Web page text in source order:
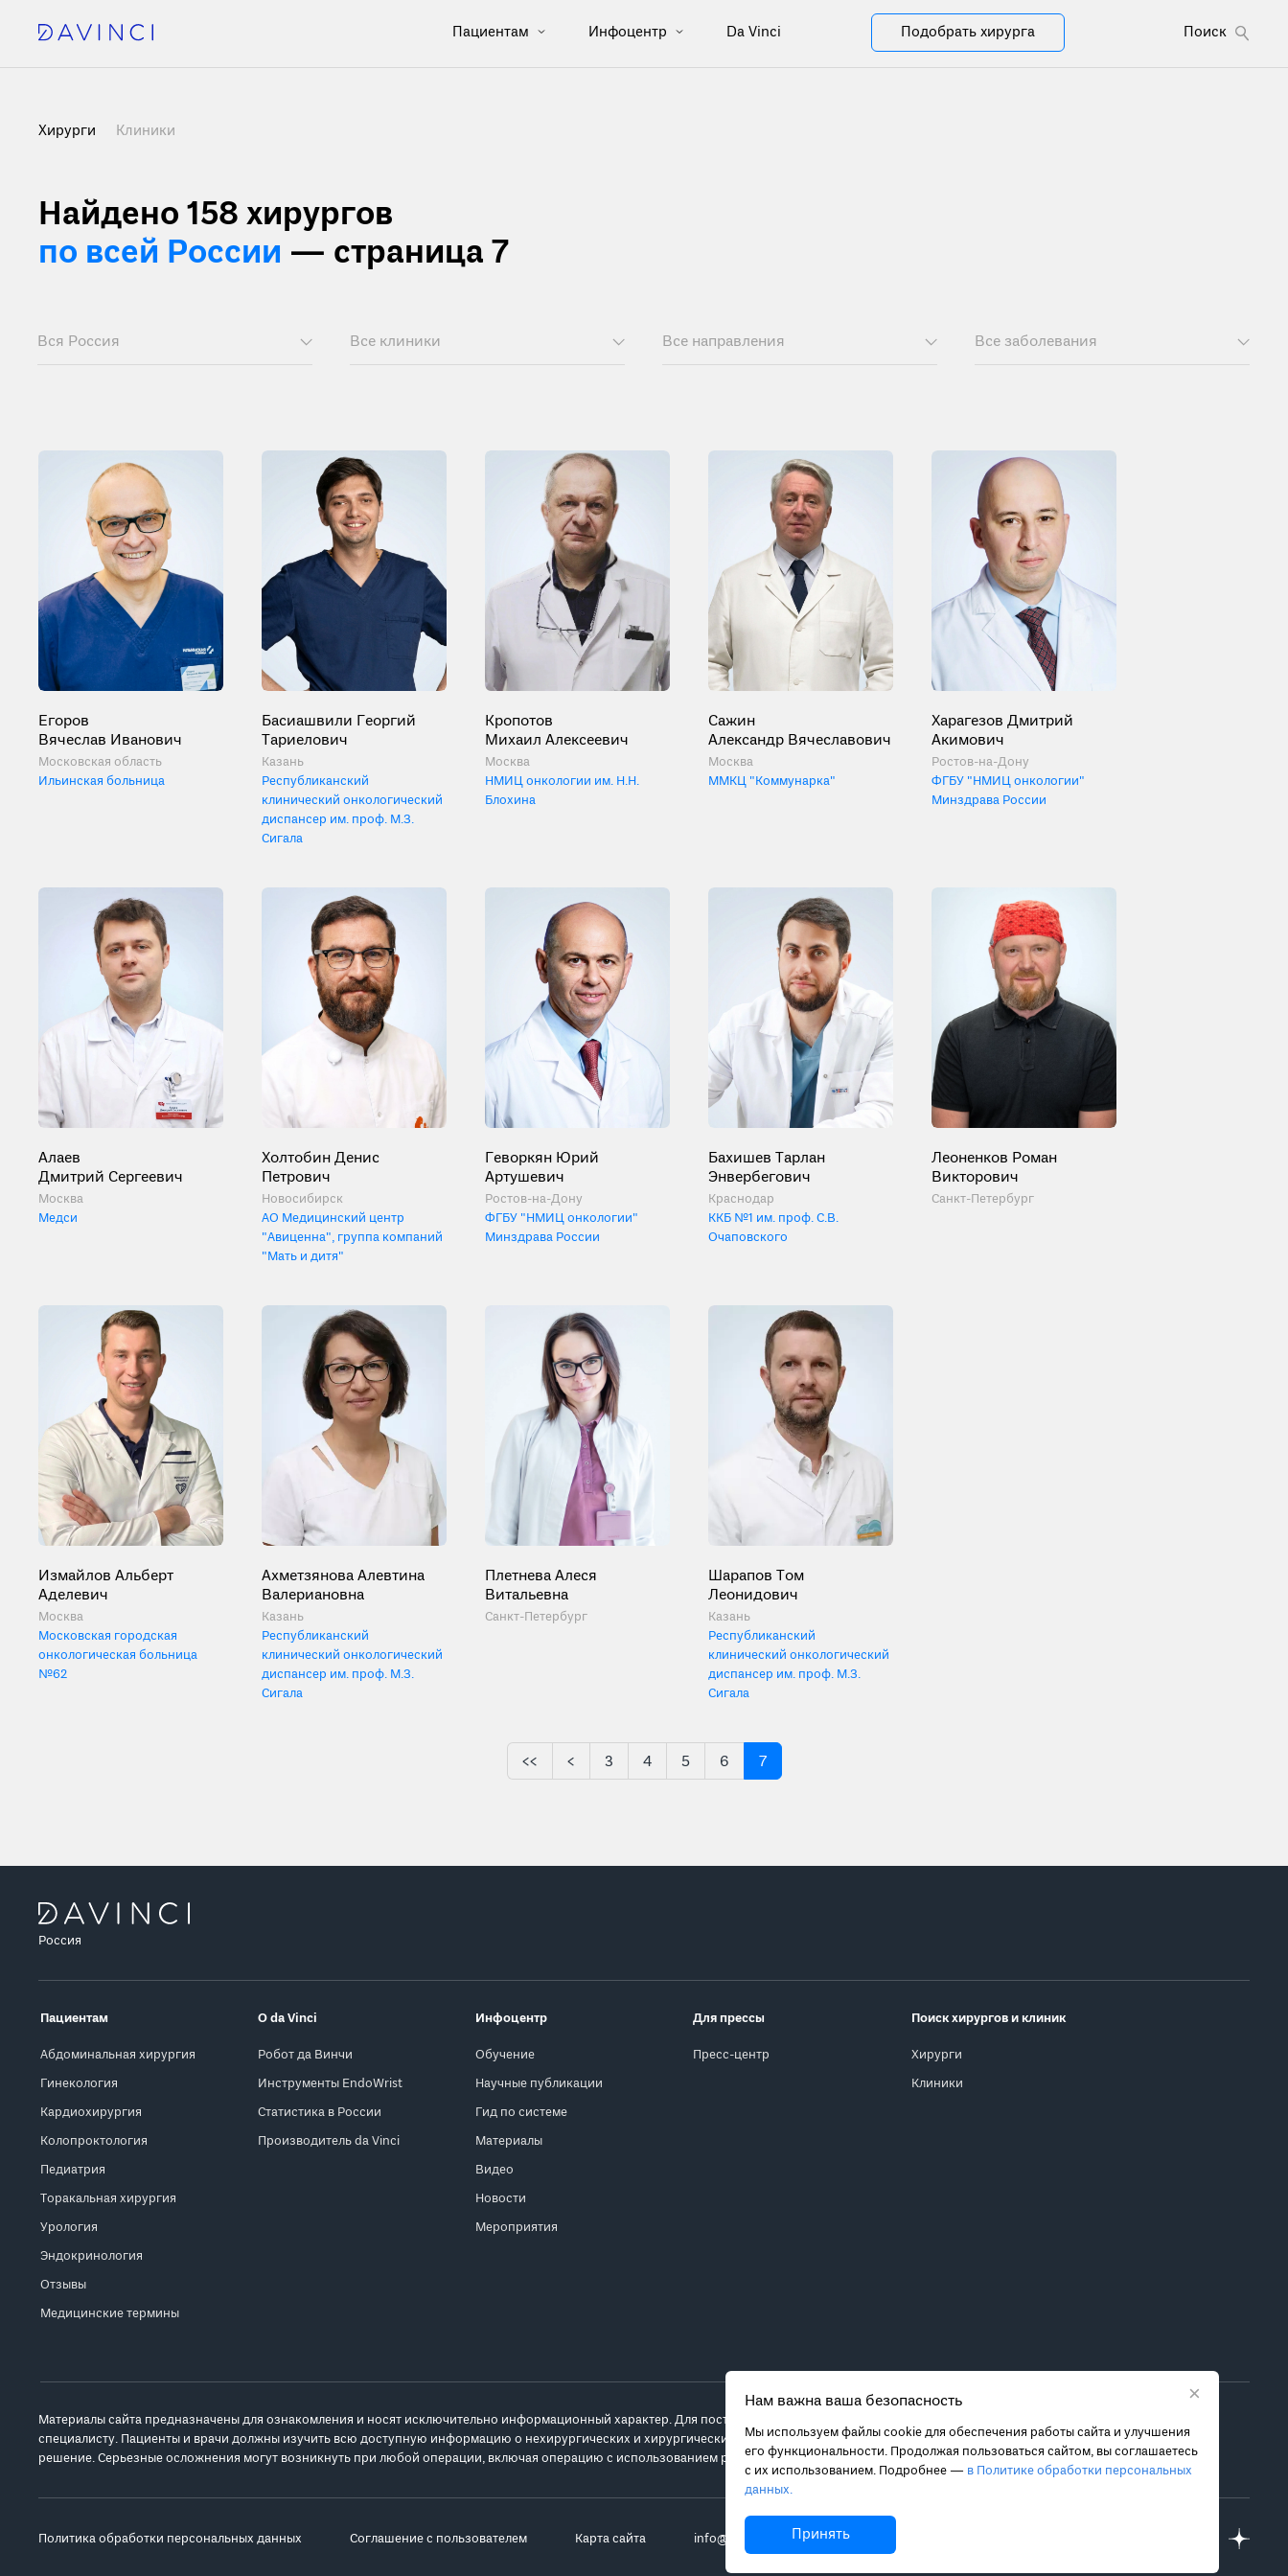
Пациентам Инфоцентр Da Vinci Подобрать хирурга Поиск
Хирурги Клиники
Найдено 158 хирургов
по всей России — страница 7
Вся Россия Все клиники Все направления Все заболевания
Егоров
Вячеслав Иванович
Московская область
Ильинская больница
Басиашвили Георгий
Тариелович
Казань
Республиканский
клинический онкологический
диспансер им. проф. М.З.
Сигала
Кропотов
Михаил Алексеевич
Москва
НМИЦ онкологии им. Н.Н.
Блохина
Сажин
Александр Вячеславович
Москва
ММКЦ "Коммунарка"
Харагезов Дмитрий
Акимович
Ростов-на-Дону
ФГБУ "НМИЦ онкологии"
Минздрава России
Алаев
Дмитрий Сергеевич
Москва
Медси
Холтобин Денис
Петрович
Новосибирск
АО Медицинский центр
"Авиценна", группа компаний
"Мать и дитя"
Геворкян Юрий
Артушевич
Ростов-на-Дону
ФГБУ "НМИЦ онкологии"
Минздрава России
Бахишев Тарлан
Энвербегович
Краснодар
ККБ №1 им. проф. С.В.
Очаповского
Леоненков Роман
Викторович
Санкт-Петербург
Измайлов Альберт
Аделевич
Москва
Московская городская
онкологическая больница
№62
Ахметзянова Алевтина
Валериановна
Казань
Республиканский
клинический онкологический
диспансер им. проф. М.З.
Сигала
Плетнева Алеся
Витальевна
Санкт-Петербург
Шарапов Том
Леонидович
Казань
Республиканский
клинический онкологический
диспансер им. проф. М.З.
Сигала
<< < 3 4 5 6 7
×
Нам важна ваша безопасность
Мы используем файлы cookie для обеспечения работы сайта и улучшения
его функциональности. Продолжая пользоваться сайтом, вы соглашаетесь
с их использованием. Подробнее — в Политике обработки персональных
данных.
Принять
Россия
Пациентам
Абдоминальная хирургия
Гинекология
Кардиохирургия
Колопроктология
Педиатрия
Торакальная хирургия
Урология
Эндокринология
Отзывы
Медицинские термины
О da Vinci
Робот да Винчи
Инструменты EndoWrist
Статистика в России
Производитель da Vinci
Инфоцентр
Обучение
Научные публикации
Гид по системе
Материалы
Видео
Новости
Мероприятия
Для прессы
Пресс-центр
Поиск хирургов и клиник
Хирурги
Клиники
Материалы сайта предназначены для ознакомления и носят исключительно информационный характер. Для постановки диагноза и выбора метода лечения обратитесь за консультацией к
специалисту. Пациенты и врачи должны изучить всю доступную информацию о нехирургических и хирургических вариантах лечения и связанных с ними рисках, чтобы принять обоснованное
решение. Серьезные осложнения могут возникнуть при любой операции, включая операцию с использованием робота da Vinci.
Политика обработки персональных данных Соглашение с пользователем Карта сайта info@robot-davinci.ru